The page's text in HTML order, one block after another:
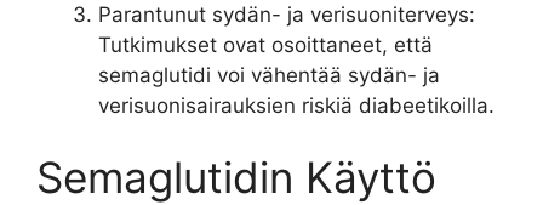
Parantunut sydän- ja verisuoniterveys:
Tutkimukset ovat osoittaneet, että
semaglutidi voi vähentää sydän- ja
verisuonisairauksien riskiä diabeetikoilla.
Semaglutidin Käyttö